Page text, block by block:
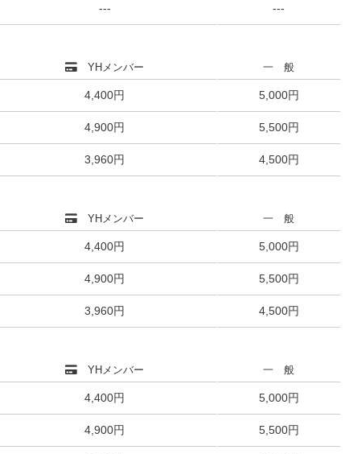
--- ---
YHメンバー 一 般
4,400円 5,000円
4,900円 5,500円
3,960円 4,500円
YHメンバー 一 般
4,400円 5,000円
4,900円 5,500円
3,960円 4,500円
YHメンバー 一 般
4,400円 5,000円
4,900円 5,500円